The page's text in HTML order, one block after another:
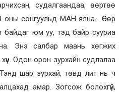
судалгаандаа, өөртөө
оны сонгуульд МАН ялна. Өөр
байдаг юм уу, тэд байр сууриа
Энэ салбар маань хөгжих
Одон орон зурхайн судлалаа
Тэнд шар зурхай, төвд лит нь ч
амар. Зогсож болохгүй,